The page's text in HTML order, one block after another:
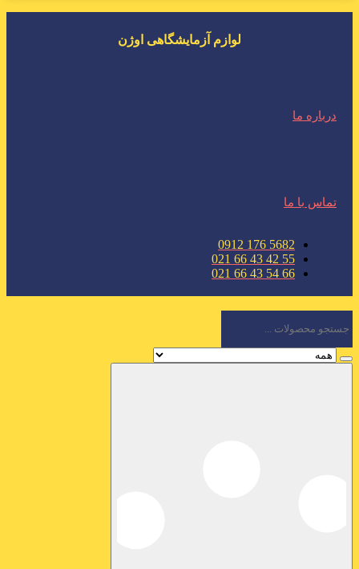
لوازم آزمایشگاهی اوژن
درباره ما
تماس با ما
5682 176 0912
55 42 43 66 021
66 54 43 66 021